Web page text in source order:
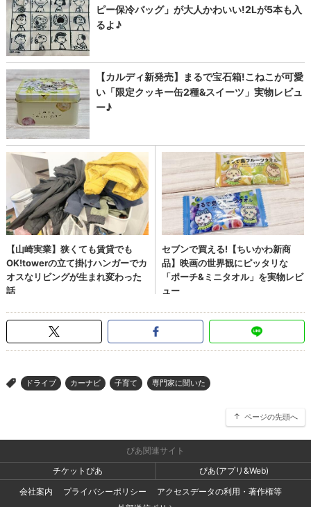
> ドライブ カーナビ 子育て 専門家に聞いた
ページの先頭へ
ぴあ関連サイト
チケットぴあ
ぴあ(アプリ&Web)
会社案内
プライバシーポリシー
アクセスデータの利用・著作権等